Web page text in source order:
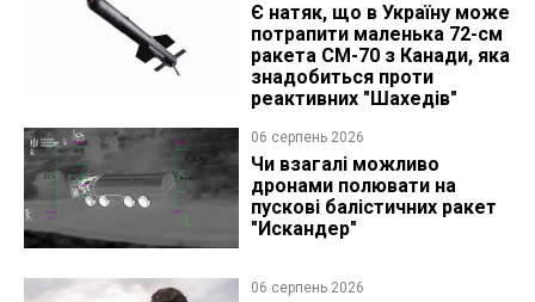
Є натяк, що в Україну може
потрапити маленька 72-см
ракета CM-70 з Канади, яка
знадобиться проти
реактивних "Шахедів"
06 серпень 2026
Чи взагалі можливо
дронами полювати на
пускові балістичних ракет
"Искандер"
06 серпень 2026